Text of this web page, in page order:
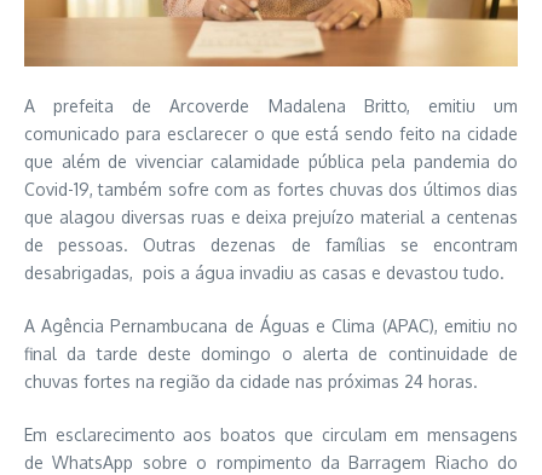
A prefeita de Arcoverde Madalena Britto, emitiu um
comunicado para esclarecer o que está sendo feito na cidade
que além de vivenciar calamidade pública pela pandemia do
Covid-19, também sofre com as fortes chuvas dos últimos dias
que alagou diversas ruas e deixa prejuízo material a centenas
de pessoas. Outras dezenas de famílias se encontram
desabrigadas, pois a água invadiu as casas e devastou tudo.
A Agência Pernambucana de Águas e Clima (APAC), emitiu no
final da tarde deste domingo o alerta de continuidade de
chuvas fortes na região da cidade nas próximas 24 horas.
Em esclarecimento aos boatos que circulam em mensagens
de WhatsApp sobre o rompimento da Barragem Riacho do